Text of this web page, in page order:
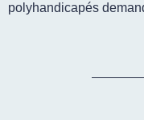
polyhandicapés